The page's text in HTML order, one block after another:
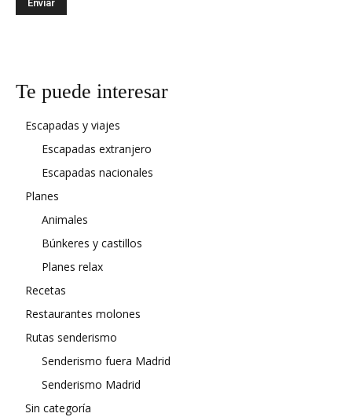
Te puede interesar
Escapadas y viajes
Escapadas extranjero
Escapadas nacionales
Planes
Animales
Búnkeres y castillos
Planes relax
Recetas
Restaurantes molones
Rutas senderismo
Senderismo fuera Madrid
Senderismo Madrid
Sin categoría